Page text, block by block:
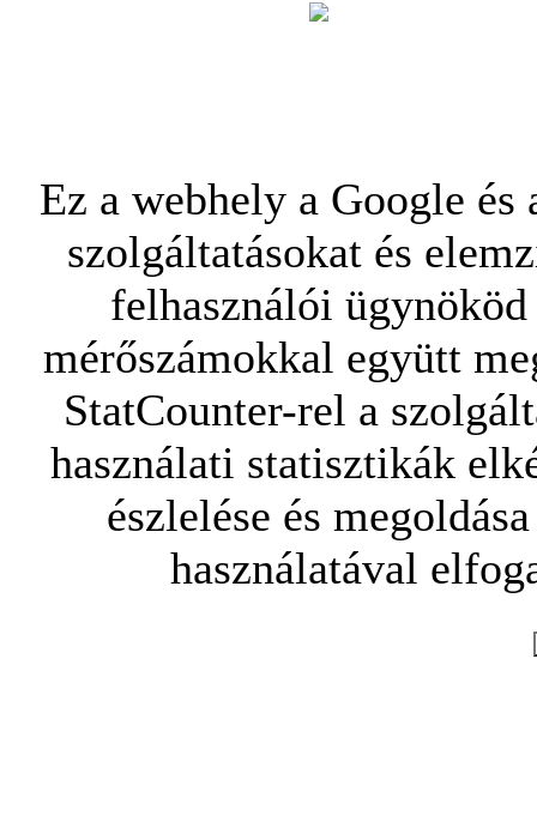
Ez a webhely a Google
szolgáltatásokat és
felhasználói
mérőszámokkal együtt
StatCounter-rel a
használati statisztikák
észlelése és
használatával